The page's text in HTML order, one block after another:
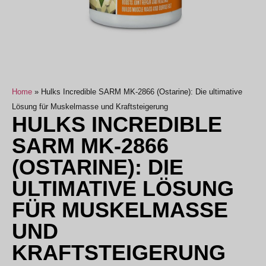
Home » Hulks Incredible SARM MK-2866 (Ostarine): Die ultimative
Lösung für Muskelmasse und Kraftsteigerung
HULKS INCREDIBLE
SARM MK-2866
(OSTARINE): DIE
ULTIMATIVE LÖSUNG
FÜR MUSKELMASSE
UND
KRAFTSTEIGERUNG